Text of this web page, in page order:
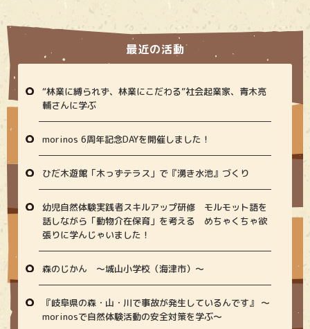
最近の活動
“林業に縛られず、林業にこだわる”社会起業家、青木亮
輔さんに学ぶ
morinos 6周年記念DAYを開催しました！
ひだ木遊館「木っずテラス」で『湧き水池』づくり
幼児自然体験実践者スキルアップ研修 モルモット語を
話しながら「動物介在保育」を考える めちゃくちゃ欲
張りに学んじゃいました！
森のじかん 〜城山小学校（海津市）〜
『岐阜県の森・山・川で事故が発生しているんです』 〜
morinosで自然体験活動の安全対策を学ぶ〜